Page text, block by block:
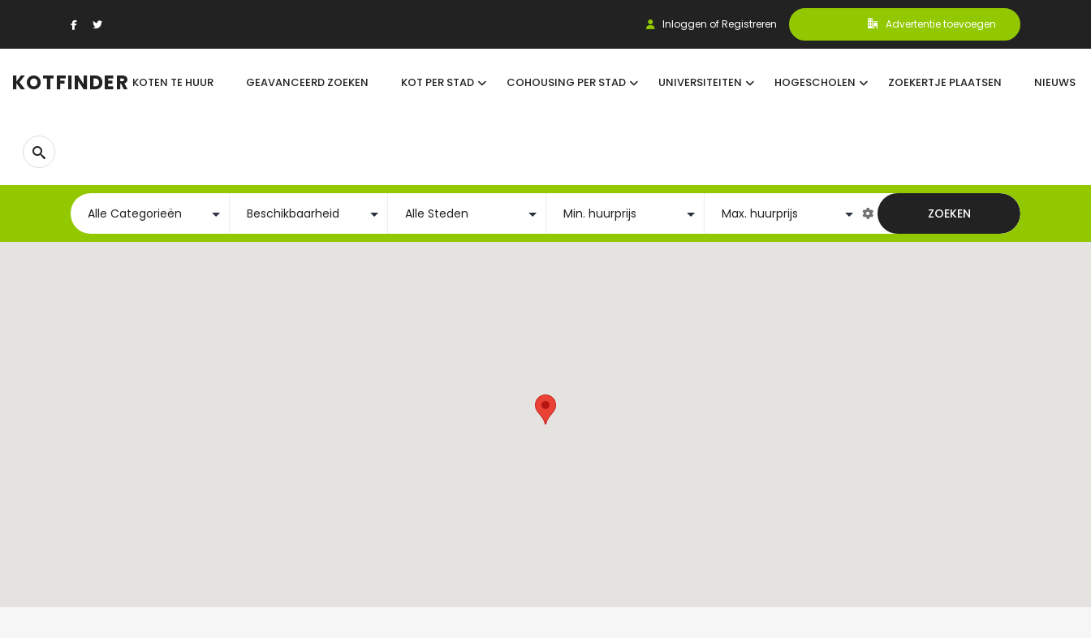
Inloggen of Registreren Advertentie toevoegen
KOTFINDER KOTEN TE HUUR GEAVANCEERD ZOEKEN KOT PER STAD COHOUSING PER STAD UNIVERSITEITEN HOGESCHOLEN ZOEKERTJE PLAATSEN NIEUWS
ZOEKEN